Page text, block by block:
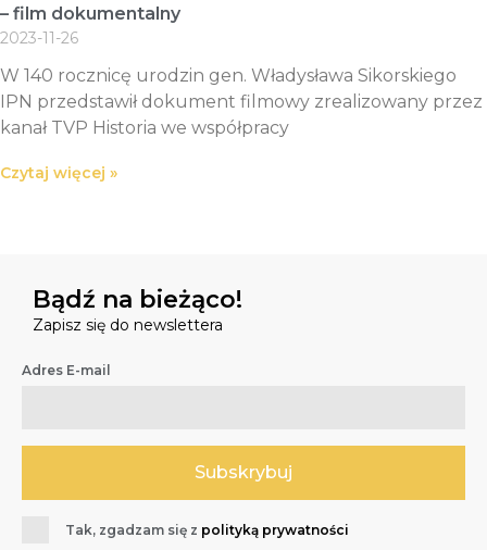
– film dokumentalny
2023-11-26
W 140 rocznicę urodzin gen. Władysława Sikorskiego
IPN przedstawił dokument filmowy zrealizowany przez
kanał TVP Historia we współpracy
Czytaj więcej »
Bądź na bieżąco!
Zapisz się do newslettera
Adres E-mail
Tak, zgadzam się z polityką prywatności